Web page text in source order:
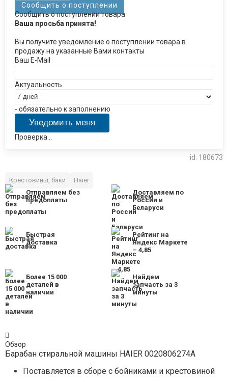
Сообщить о поступлении
Сообщить о поступлении товара
Ваша просьба принята!
Вы получите уведомление о поступлении товара в
продажу на указанные Вами контакты
Ваш E-Mail
Актуальность
- обязательно к заполнению
Проверка...
id: 180673
Крестовины, баки
Haier
Отправляем без
предоплаты
Доставляем по
России и
Беларуси
Быстрая
доставка
Рейтинг на
Яндекс Маркете
– 4,85
Более 15 000
деталей в
наличии
Найдем
запчасть за 3
минуты
Обзор
Барабан стиральной машины HAIER 0020806274A
Поставляется в сборе с бойниками и крестовиной